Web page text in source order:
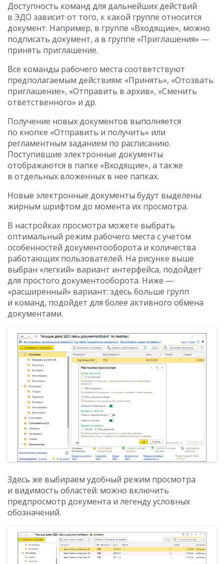
Доступность команд для дальнейших действий
в ЭДО зависит от того, к какой группе относится
документ. Например, в группе «Входящие», можно
подписать документ, а в группе «Приглашения» —
принять приглашение.
Все команды рабочего места соответствуют
предполагаемым действиям: «Принять», «Отозвать
приглашение», «Отправить в архив», «Сменить
ответственного» и др.
Получение новых документов выполняется
по кнопке «Отправить и получить» или
регламентным заданием по расписанию.
Поступившие электронные документы
отображаются в папке «Входящие», а также
в отдельных вложенных в нее папках.
Новые электронные документы будут выделены
жирным шрифтом до момента их просмотра.
В настройках просмотра можете выбрать
оптимальный режим рабочего места с учетом
особенностей документооборота и количества
работающих пользователей. На рисунке выше
выбран «легкий» вариант интерфейса, подойдет
для простого документооборота. Ниже —
«расширенный» вариант: здесь больше групп
и команд, подойдет для более активного обмена
документами.
Здесь же выбираем удобный режим просмотра
и видимость областей: можно включить
предпросмотр документа и легенду условных
обозначений.